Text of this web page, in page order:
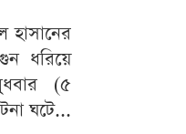
হাসানের
ধরিয়ে
(৫
ঘটে...